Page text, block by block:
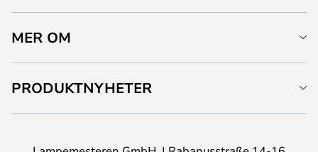
MER OM
PRODUKTNYHETER